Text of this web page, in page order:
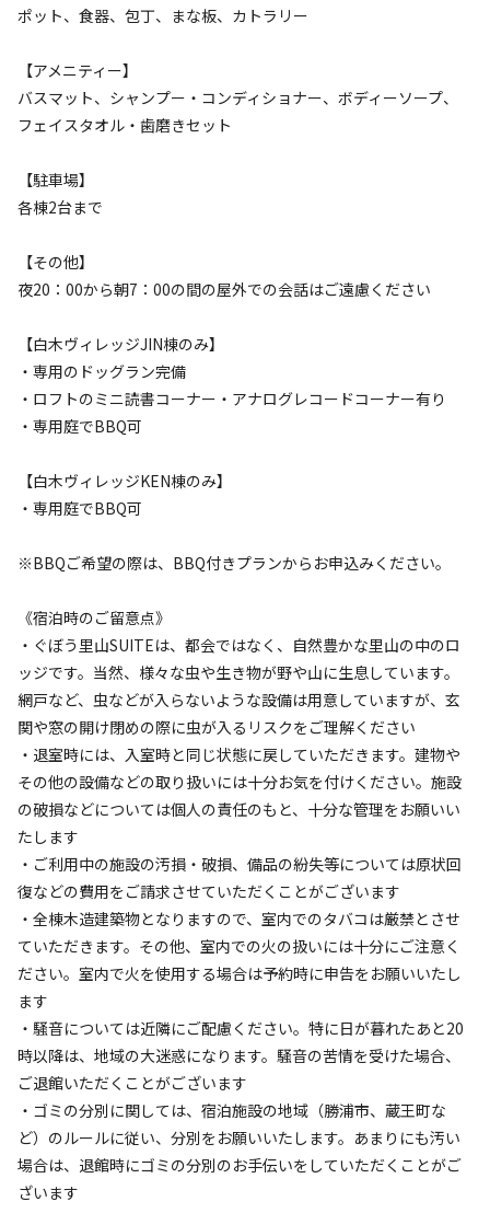
ポット、食器、包丁、まな板、カトラリー
【アメニティー】
バスマット、シャンプー・コンディショナー、ボディーソープ、
フェイスタオル・歯磨きセット
【駐車場】
各棟2台まで
【その他】
夜20：00から朝7：00の間の屋外での会話はご遠慮ください
【白木ヴィレッジJIN棟のみ】
・専用のドッグラン完備
・ロフトのミニ読書コーナー・アナログレコードコーナー有り
・専用庭でBBQ可
【白木ヴィレッジKEN棟のみ】
・専用庭でBBQ可
※BBQご希望の際は、BBQ付きプランからお申込みください。
《宿泊時のご留意点》
・ぐぼう里山SUITEは、都会ではなく、自然豊かな里山の中のロ
ッジです。当然、様々な虫や生き物が野や山に生息しています。
網戸など、虫などが入らないような設備は用意していますが、玄
関や窓の開け閉めの際に虫が入るリスクをご理解ください
・退室時には、入室時と同じ状態に戻していただきます。建物や
その他の設備などの取り扱いには十分お気を付けください。施設
の破損などについては個人の責任のもと、十分な管理をお願いい
たします
・ご利用中の施設の汚損・破損、備品の紛失等については原状回
復などの費用をご請求させていただくことがございます
・全棟木造建築物となりますので、室内でのタバコは厳禁とさせ
ていただきます。その他、室内での火の扱いには十分にご注意く
ださい。室内で火を使用する場合は予約時に申告をお願いいたし
ます
・騒音については近隣にご配慮ください。特に日が暮れたあと20
時以降は、地域の大迷惑になります。騒音の苦情を受けた場合、
ご退館いただくことがございます
・ゴミの分別に関しては、宿泊施設の地域（勝浦市、蔵王町な
ど）のルールに従い、分別をお願いいたします。あまりにも汚い
場合は、退館時にゴミの分別のお手伝いをしていただくことがご
ざいます
検索対象
検索
宿泊施設（
宿泊 コテージ
AC電 車両乗り
定員: 4名 面積: 33m² 寝室: 1室 寝具: 4組 浴室: 1室
※利用日、人数によって変動する場合があります。
詳細・空き確認
宿泊 ログハウス
1-5《JIN棟》BBQ・焚き火セットプラン
AC電
源
車両乗り
入れ
たき
火 花火 喫煙
ペット同
伴
リードフ
リー
定員 5名 面積 59m² 寝室 2室 寝具 6組 浴室 : 1室
料金目安：53,900円/泊
※利用日、人数によって変動する場合があります。